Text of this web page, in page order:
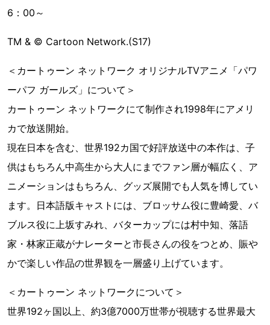
6：00～
TM & © Cartoon Network.(S17)
＜カートゥーン ネットワーク オリジナルTVアニメ「パワ
ーパフ ガールズ」について＞
カートゥーン ネットワークにて制作され1998年にアメリ
カで放送開始。
現在日本を含む、世界192カ国で好評放送中の本作は、子
供はもちろん中高生から大人にまでファン層が幅広く、ア
ニメーションはもちろん、グッズ展開でも人気を博してい
ます。日本語版キャストには、ブロッサム役に豊崎愛、バ
ブルス役に上坂すみれ、バターカップには村中知、落語
家・林家正蔵がナレーターと市長さんの役をつとめ、賑や
かで楽しい作品の世界観を一層盛り上げています。
＜カートゥーン ネットワークについて＞
世界192ヶ国以上、約3億7000万世帯が視聴する世界最大